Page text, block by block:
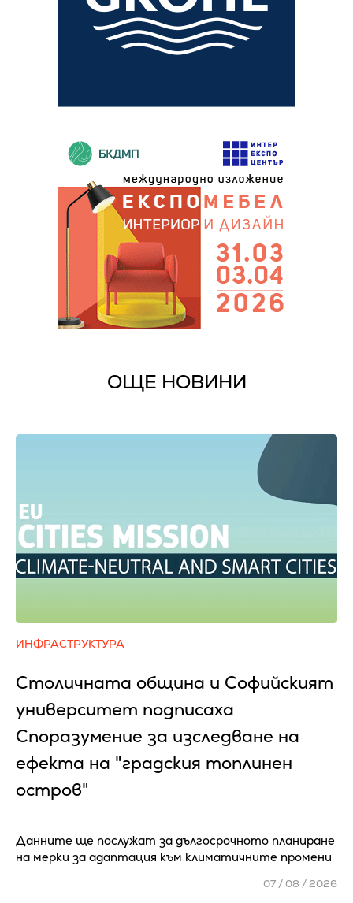
ОЩЕ НОВИНИ
ИНФРАСТРУКТУРА
Столичната община и Софийският
университет подписаха
Споразумение за изследване на
ефекта на "градския топлинен
остров"
Данните ще послужат за дългосрочното планиране
на мерки за адаптация към климатичните промени
07 / 08 / 2026